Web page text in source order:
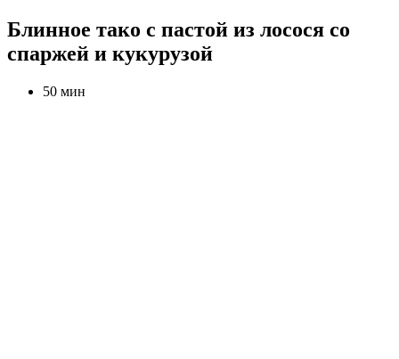
Блинное тако с пастой из лосося со
спаржей и кукурузой
50 мин